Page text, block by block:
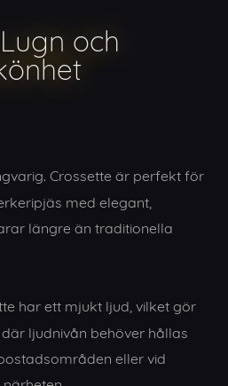
och
Crossette är perfekt för
med elegant,
längre än traditionella
har ett mjukt ljud, vilket gör
ljudnivån behöver hållas
eller vid